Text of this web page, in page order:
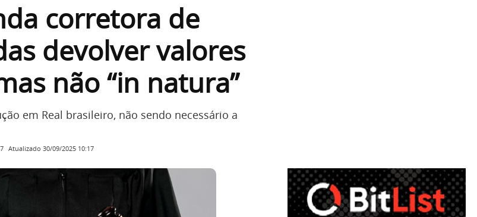
corretora de
devolver valores
não “in natura”
em Real brasileiro, não sendo necessário a
Atualizado 30/09/2025 10:17